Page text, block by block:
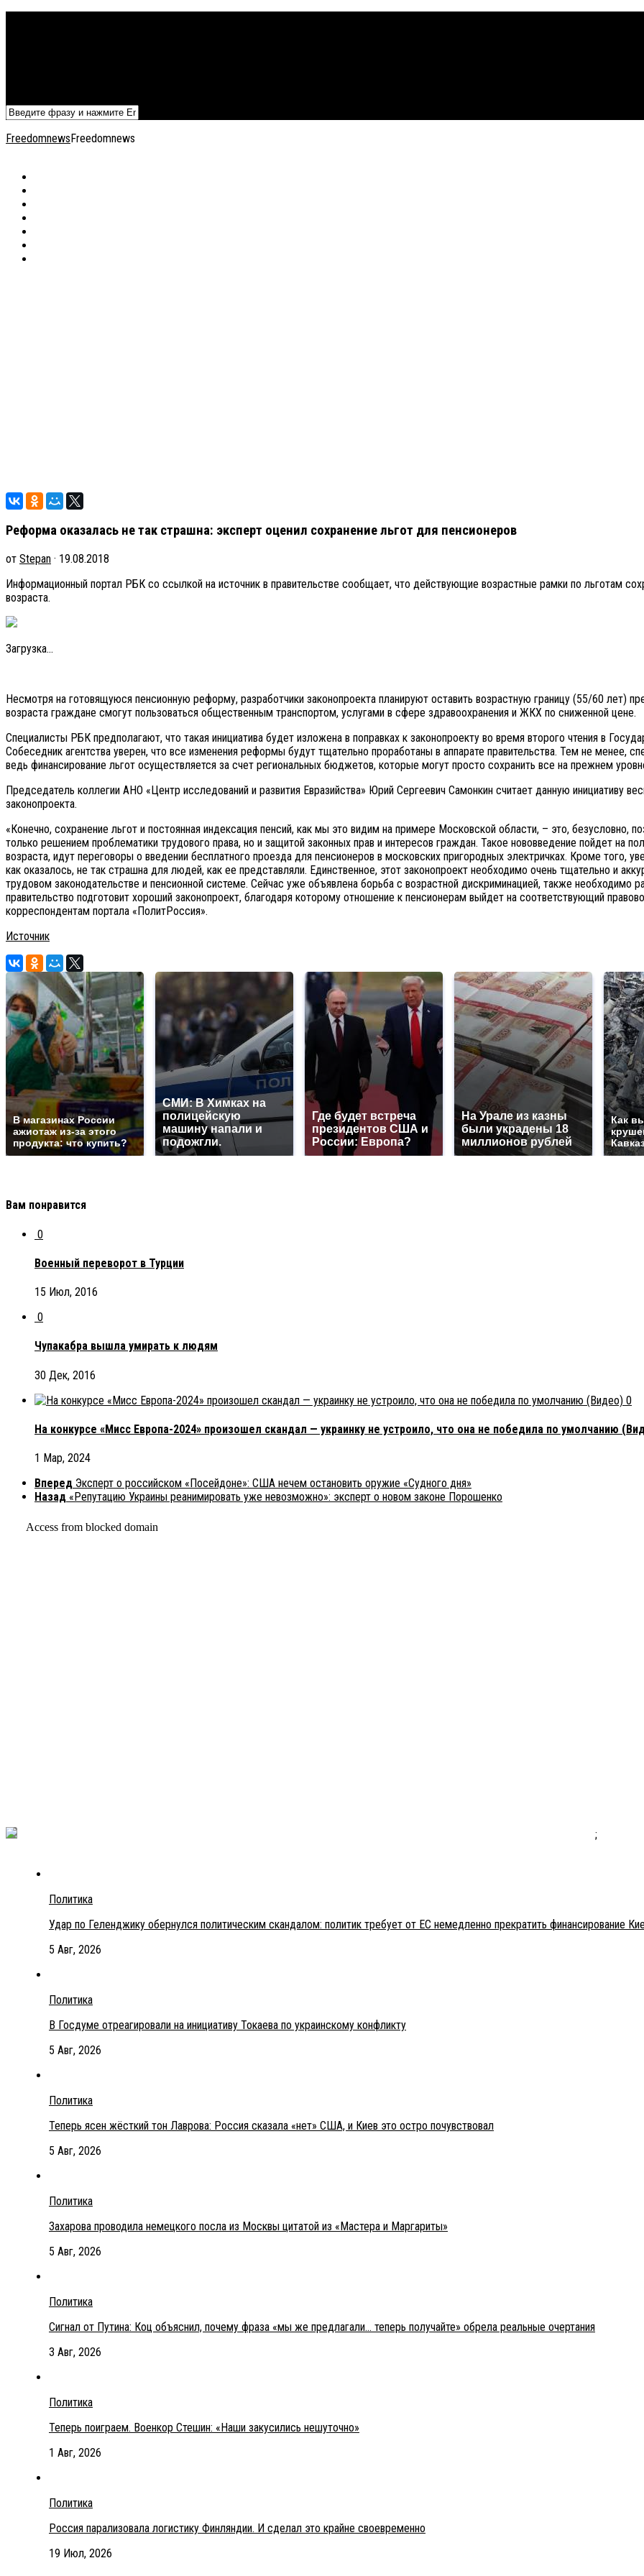
FreedomnewsFreedomnews
Реформа оказалась не так страшна: эксперт оценил сохранение льгот для пенсионеров
от Stepan · 19.08.2018
Информационный портал РБК со ссылкой на источник в правительстве сообщает, что действующие возрастные рамки по льготам
возраста.
Загрузка...
Несмотря на готовящуюся пенсионную реформу, разработчики законопроекта планируют оставить возрастную границу (55/60 лет)
возраста граждане смогут пользоваться общественным транспортом, услугами в сфере здравоохранения и ЖКХ по сниженной цене.
Специалисты РБК предполагают, что такая инициатива будет изложена в поправках к законопроекту во время второго чтения в
Собеседник агентства уверен, что все изменения реформы будут тщательно проработаны в аппарате правительства. Тем не менее,
ведь финансирование льгот осуществляется за счет региональных бюджетов, которые могут просто сохранить все на прежнем
Председатель коллегии АНО «Центр исследований и развития Евразийства» Юрий Сергеевич Самонкин считает данную инициативу
законопроекта.
«Конечно, сохранение льгот и постоянная индексация пенсий, как мы это видим на примере Московской области, – это, безусловно,
только решением проблематики трудового права, но и защитой законных прав и интересов граждан. Такое нововведение пойдет на
возраста, идут переговоры о введении бесплатного проезда для пенсионеров в московских пригородных электричках. Кроме того,
как оказалось, не так страшна для людей, как ее представляли. Единственное, этот законопроект необходимо очень тщательно и
трудовом законодательстве и пенсионной системе. Сейчас уже объявлена борьба с возрастной дискриминацией, также необходимо
правительство подготовит хороший законопроект, благодаря которому отношение к пенсионерам выйдет на соответствующий
корреспондентам портала «ПолитРоссия».
Источник
В магазинах России
ажиотаж из-за этого
продукта: что купить?
СМИ: В Химках на
полицейскую
машину напали и
подожгли.
Где будет встреча
президентов США и
России: Европа?
На Урале из казны
были украдены 18
миллионов рублей
Как
Вам понравится
0
Военный переворот в Турции
15 Июл, 2016
0
Чупакабра вышла умирать к людям
30 Дек, 2016
0
На конкурсе «Мисс Европа-2024» произошел скандал — украинку не устроило, что она не победила по умолчанию
1 Мар, 2024
Вперед Эксперт о российском «Посейдоне»: США нечем остановить оружие «Судного дня»
Назад «Репутацию Украины реанимировать уже невозможно»: эксперт о новом законе Порошенко
;
Политика
Удар по Геленджику обернулся политическим скандалом: политик требует от ЕС немедленно прекратить финансирование
5 Авг, 2026
Политика
В Госдуме отреагировали на инициативу Токаева по украинскому конфликту
5 Авг, 2026
Политика
Теперь ясен жёсткий тон Лаврова: Россия сказала «нет» США, и Киев это остро почувствовал
5 Авг, 2026
Политика
Захарова проводила немецкого посла из Москвы цитатой из «Мастера и Маргариты»
5 Авг, 2026
Политика
Сигнал от Путина: Коц объяснил, почему фраза «мы же предлагали… теперь получайте» обрела реальные очертания
3 Авг, 2026
Политика
Теперь поиграем. Военкор Стешин: «Наши закусились нешуточно»
1 Авг, 2026
Политика
Россия парализовала логистику Финляндии. И сделал это крайне своевременно
19 Июл, 2026